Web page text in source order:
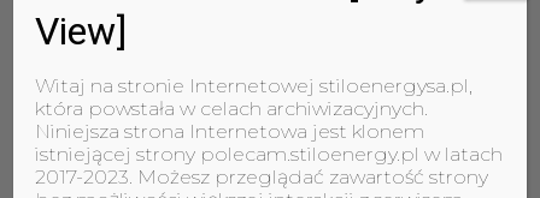
View]
Witaj na stronie Internetowej stiloenergysa.pl,
która powstała w celach archiwizacyjnych.
Niniejsza strona Internetowa jest klonem
istniejącej strony polecam.stiloenergy.pl w latach
2017-2023. Możesz przeglądać zawartość strony